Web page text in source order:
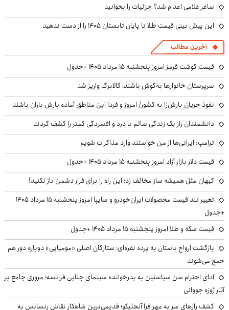
ساغر غلامی اعدام شد؟ جزئیات را بخوانید
این پیش بینی قیمت طلا تا پایان تابستان ۱۴۰۵ را از دست ندهید
آخرین مطالب
قیمت گوشت قرمز امروز پنجشنبه ۱۵ مرداد ۱۴۰۵ +جدول
سرپرستان خانوارها به‌گوش باشند؛ کالابرگ واریز شد
نفوذ جریان بارش‌زا به کشور/ امروز و فردا این مناطق آماده بارش باران باشند
دانشمندان راز یک زندگی سالم با درد و افسردگی کمتر را کشف کردند
ترامپ: ایرانی‌ها از من خواستند وارد مذاکرات شویم
قیمت دلار بازار آزاد امروز پنجشنبه ۱۵ مرداد ۱۴۰۵ +جدول
کیهان مثل همیشه ساز مخالف زد؛ این راه را برای فرار دشمن باز نکنید!
تغییر تند قیمت محصولات ایران‌خودرو و سایپا امروز پنجشنبه ۱۵ مرداد ۱۴۰۵
+جدول
قیمت سکه و طلا امروز پنجشنبه ۱۵ مرداد ۱۴۰۵ +جدول
بازگشت ارواح باستان به پرده نقره‌ای؛ ستارگان اصلی «مومیایی» دوباره دور هم
جمع می‌شوند
ادای احترام سن سباستین به پدرخوانده سینمای جنایی فرانسه؛ مروری جامع بر
آثار ژوزه جووانی
کشف رازهای سر به مهر فرا آنجلیکو؛ قدیمی‌ترین شاهکار نقاش رنسانس به